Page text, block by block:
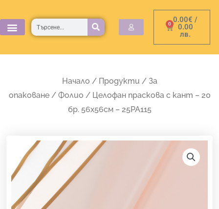
to
content
0.00€ /
0.00
лв.
0
Cart
Търсене
Начало / Продукти / За
опаковане/ Фолио / Целофан праскова с кант – 20
бр. 56х56см – 25PA115